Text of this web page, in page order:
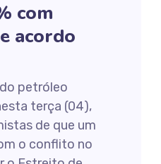
com
acordo
petróleo
terça (04),
de que um
o conflito no